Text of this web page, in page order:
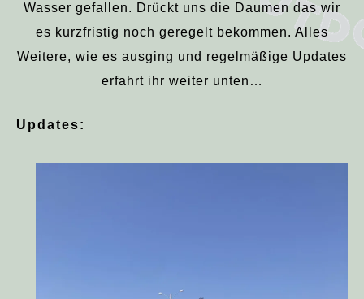
Wasser gefallen. Drückt uns die Daumen das wir
es kurzfristig noch geregelt bekommen. Alles
Weitere, wie es ausging und regelmäßige Updates
erfahrt ihr weiter unten…
Updates: